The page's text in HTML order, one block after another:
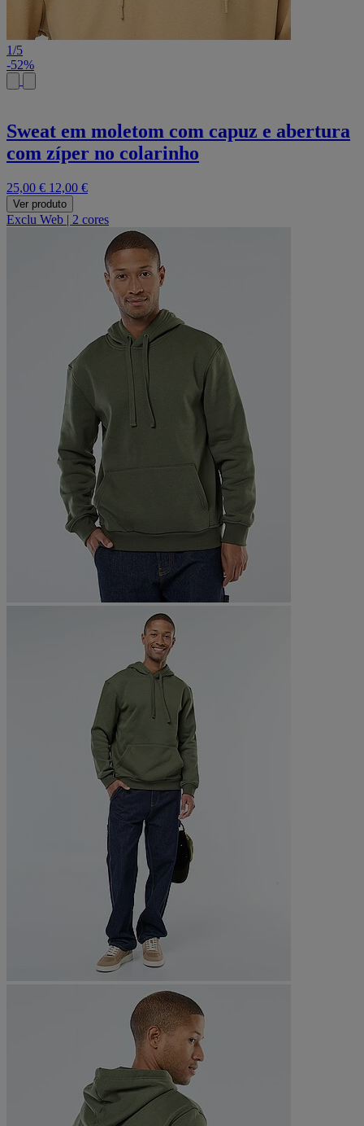
1/5
-52%
Sweat em moletom com capuz e abertura
com zíper no colarinho
25,00 € 12,00 €
Ver produto
Exclu Web | 2 cores